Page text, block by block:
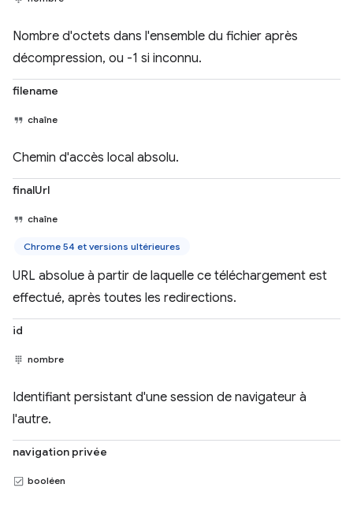
Nombre d'octets dans l'ensemble du fichier après
décompression, ou -1 si inconnu.
filename
chaîne
Chemin d'accès local absolu.
finalUrl
chaîne
Chrome 54 et versions ultérieures
URL absolue à partir de laquelle ce téléchargement est
effectué, après toutes les redirections.
id
nombre
Identifiant persistant d'une session de navigateur à
l'autre.
navigation privée
booléen